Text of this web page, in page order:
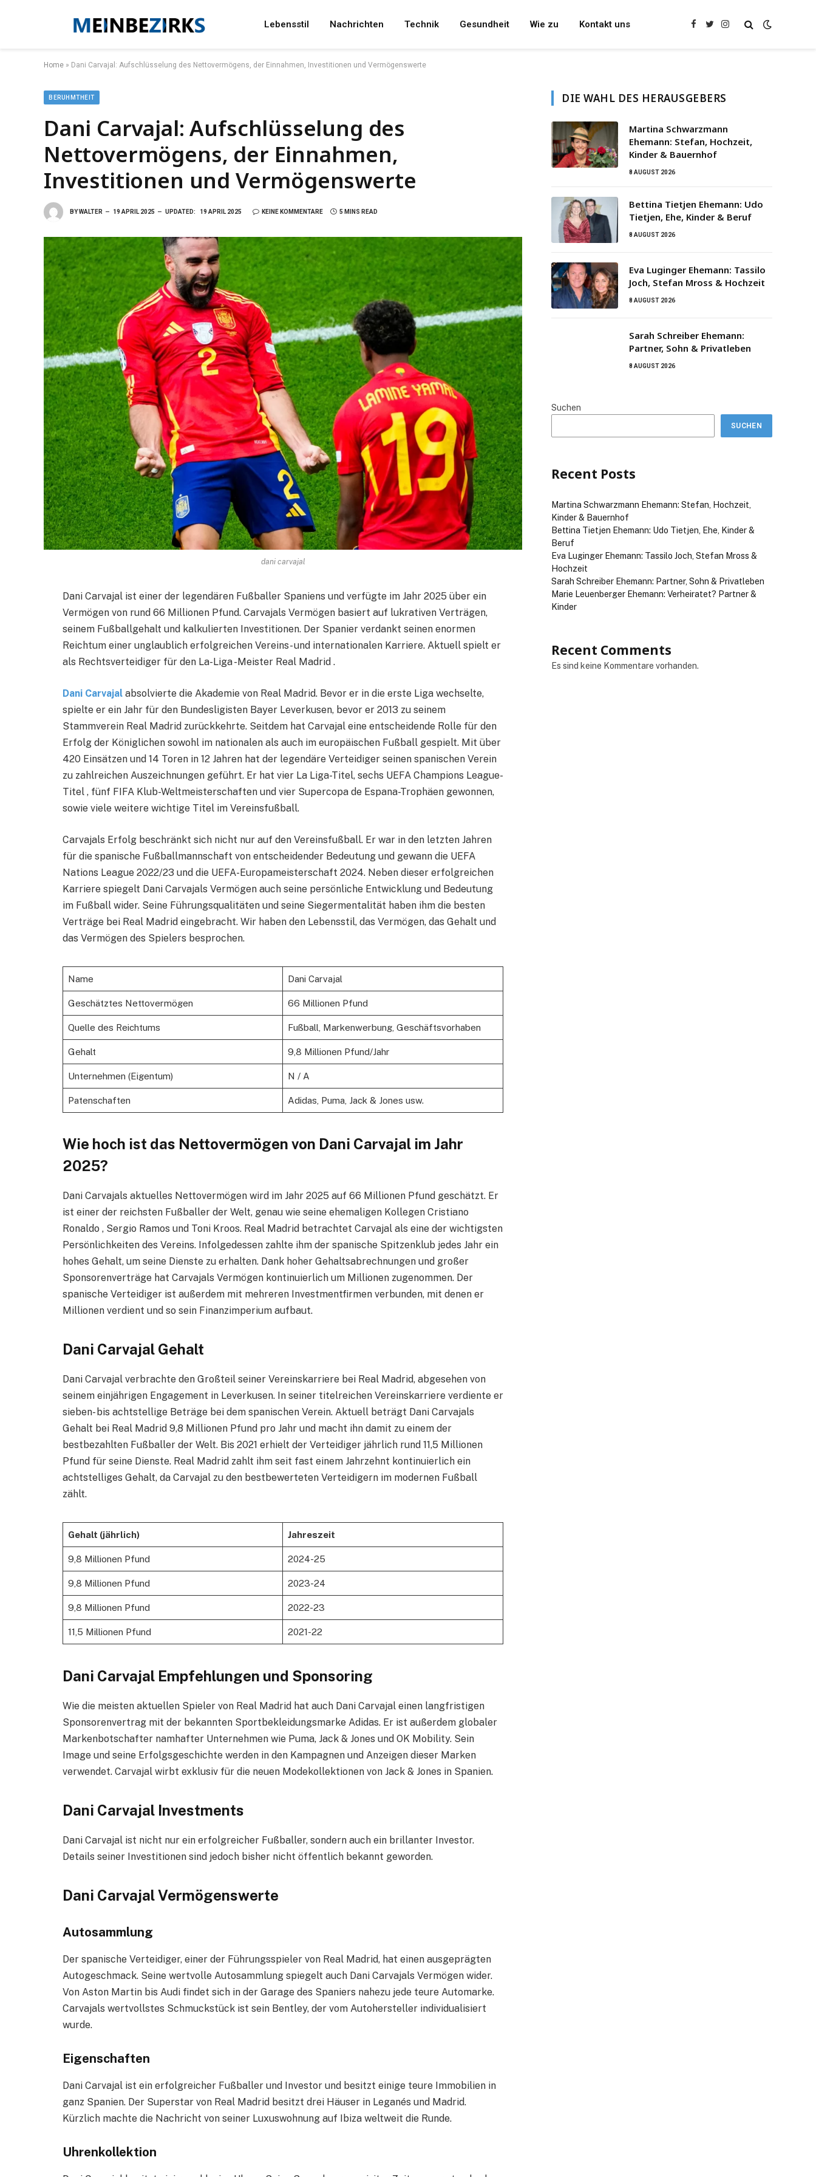
Lebensstil Nachrichten Technik Gesundheit Wie zu Kontakt uns Facebook
TwitterInstagram
Home » Dani Carvajal: Aufschlüsselung des Nettovermögens, der Einnahmen, Investitionen und Vermögenswerte
BERUHMTHEIT
Dani Carvajal: Aufschlüsselung des
Nettovermögens, der Einnahmen,
Investitionen und Vermögenswerte
BYWALTER 19 APRIL 2025 UPDATED: 19 APRIL 2025 KEINE KOMMENTARE 5 MINS READ
dani carvajal
Dani Carvajal ist einer der legendären Fußballer Spaniens und verfügte im Jahr 2025 über ein
Vermögen von rund 66 Millionen Pfund. Carvajals Vermögen basiert auf lukrativen Verträgen,
seinem Fußballgehalt und kalkulierten Investitionen. Der Spanier verdankt seinen enormen
Reichtum einer unglaublich erfolgreichen Vereins- und internationalen Karriere. Aktuell spielt er
als Rechtsverteidiger für den La-Liga -Meister Real Madrid .
Dani Carvajal absolvierte die Akademie von Real Madrid. Bevor er in die erste Liga wechselte,
spielte er ein Jahr für den Bundesligisten Bayer Leverkusen, bevor er 2013 zu seinem
Stammverein Real Madrid zurückkehrte. Seitdem hat Carvajal eine entscheidende Rolle für den
Erfolg der Königlichen sowohl im nationalen als auch im europäischen Fußball gespielt. Mit über
420 Einsätzen und 14 Toren in 12 Jahren hat der legendäre Verteidiger seinen spanischen Verein
zu zahlreichen Auszeichnungen geführt. Er hat vier La Liga-Titel, sechs UEFA Champions League-
Titel , fünf FIFA Klub-Weltmeisterschaften und vier Supercopa de Espana-Trophäen gewonnen,
sowie viele weitere wichtige Titel im Vereinsfußball.
Carvajals Erfolg beschränkt sich nicht nur auf den Vereinsfußball. Er war in den letzten Jahren
für die spanische Fußballmannschaft von entscheidender Bedeutung und gewann die UEFA
Nations League 2022/23 und die UEFA-Europameisterschaft 2024. Neben dieser erfolgreichen
Karriere spiegelt Dani Carvajals Vermögen auch seine persönliche Entwicklung und Bedeutung
im Fußball wider. Seine Führungsqualitäten und seine Siegermentalität haben ihm die besten
Verträge bei Real Madrid eingebracht. Wir haben den Lebensstil, das Vermögen, das Gehalt und
das Vermögen des Spielers besprochen.
Name Dani Carvajal
Geschätztes Nettovermögen 66 Millionen Pfund
Quelle des Reichtums Fußball, Markenwerbung, Geschäftsvorhaben
Gehalt 9,8 Millionen Pfund/Jahr
Unternehmen (Eigentum) N / A
Patenschaften Adidas, Puma, Jack & Jones usw.
Wie hoch ist das Nettovermögen von Dani Carvajal im Jahr
2025?
Dani Carvajals aktuelles Nettovermögen wird im Jahr 2025 auf 66 Millionen Pfund geschätzt. Er
ist einer der reichsten Fußballer der Welt, genau wie seine ehemaligen Kollegen Cristiano
Ronaldo , Sergio Ramos und Toni Kroos. Real Madrid betrachtet Carvajal als eine der wichtigsten
Persönlichkeiten des Vereins. Infolgedessen zahlte ihm der spanische Spitzenklub jedes Jahr ein
hohes Gehalt, um seine Dienste zu erhalten. Dank hoher Gehaltsabrechnungen und großer
Sponsorenverträge hat Carvajals Vermögen kontinuierlich um Millionen zugenommen. Der
spanische Verteidiger ist außerdem mit mehreren Investmentfirmen verbunden, mit denen er
Millionen verdient und so sein Finanzimperium aufbaut.
Dani Carvajal Gehalt
Dani Carvajal verbrachte den Großteil seiner Vereinskarriere bei Real Madrid, abgesehen von
seinem einjährigen Engagement in Leverkusen. In seiner titelreichen Vereinskarriere verdiente er
sieben- bis achtstellige Beträge bei dem spanischen Verein. Aktuell beträgt Dani Carvajals
Gehalt bei Real Madrid 9,8 Millionen Pfund pro Jahr und macht ihn damit zu einem der
bestbezahlten Fußballer der Welt. Bis 2021 erhielt der Verteidiger jährlich rund 11,5 Millionen
Pfund für seine Dienste. Real Madrid zahlt ihm seit fast einem Jahrzehnt kontinuierlich ein
achtstelliges Gehalt, da Carvajal zu den bestbewerteten Verteidigern im modernen Fußball
zählt.
Gehalt (jährlich) Jahreszeit
9,8 Millionen Pfund 2024-25
9,8 Millionen Pfund 2023-24
9,8 Millionen Pfund 2022-23
11,5 Millionen Pfund 2021-22
Dani Carvajal Empfehlungen und Sponsoring
Wie die meisten aktuellen Spieler von Real Madrid hat auch Dani Carvajal einen langfristigen
Sponsorenvertrag mit der bekannten Sportbekleidungsmarke Adidas. Er ist außerdem globaler
Markenbotschafter namhafter Unternehmen wie Puma, Jack & Jones und OK Mobility. Sein
Image und seine Erfolgsgeschichte werden in den Kampagnen und Anzeigen dieser Marken
verwendet. Carvajal wirbt exklusiv für die neuen Modekollektionen von Jack & Jones in Spanien.
Dani Carvajal Investments
Dani Carvajal ist nicht nur ein erfolgreicher Fußballer, sondern auch ein brillanter Investor.
Details seiner Investitionen sind jedoch bisher nicht öffentlich bekannt geworden.
Dani Carvajal Vermögenswerte
Autosammlung
Der spanische Verteidiger, einer der Führungsspieler von Real Madrid, hat einen ausgeprägten
Autogeschmack. Seine wertvolle Autosammlung spiegelt auch Dani Carvajals Vermögen wider.
Von Aston Martin bis Audi findet sich in der Garage des Spaniers nahezu jede teure Automarke.
Carvajals wertvollstes Schmuckstück ist sein Bentley, der vom Autohersteller individualisiert
wurde.
Eigenschaften
Dani Carvajal ist ein erfolgreicher Fußballer und Investor und besitzt einige teure Immobilien in
ganz Spanien. Der Superstar von Real Madrid besitzt drei Häuser in Leganés und Madrid.
Kürzlich machte die Nachricht von seiner Luxuswohnung auf Ibiza weltweit die Runde.
Uhrenkollektion
DIE WAHL DES HERAUSGEBERS
Martina Schwarzmann
Ehemann: Stefan, Hochzeit,
Kinder & Bauernhof
8 AUGUST 2026
Bettina Tietjen Ehemann: Udo
Tietjen, Ehe, Kinder & Beruf
8 AUGUST 2026
Eva Luginger Ehemann: Tassilo
Joch, Stefan Mross & Hochzeit
8 AUGUST 2026
Sarah Schreiber Ehemann:
Partner, Sohn & Privatleben
8 AUGUST 2026
Suchen
SUCHEN
Recent Posts
Martina Schwarzmann Ehemann: Stefan, Hochzeit,
Kinder & Bauernhof
Bettina Tietjen Ehemann: Udo Tietjen, Ehe, Kinder &
Beruf
Eva Luginger Ehemann: Tassilo Joch, Stefan Mross &
Hochzeit
Sarah Schreiber Ehemann: Partner, Sohn & Privatleben
Marie Leuenberger Ehemann: Verheiratet? Partner &
Kinder
Recent Comments
Es sind keine Kommentare vorhanden.